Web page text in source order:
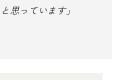
思っています」